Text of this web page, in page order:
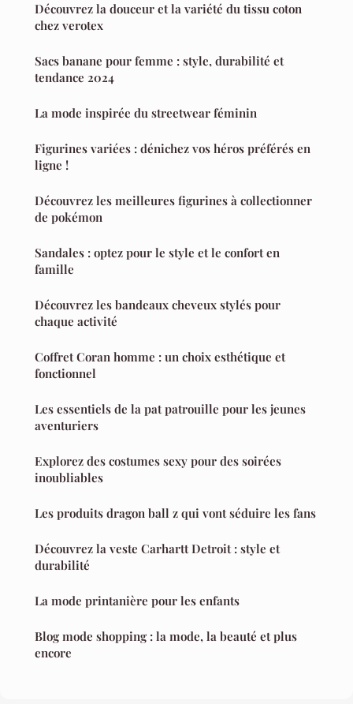
Découvrez la douceur et la variété du tissu coton
chez verotex
Sacs banane pour femme : style, durabilité et
tendance 2024
La mode inspirée du streetwear féminin
Figurines variées : dénichez vos héros préférés en
ligne !
Découvrez les meilleures figurines à collectionner
de pokémon
Sandales : optez pour le style et le confort en
famille
Découvrez les bandeaux cheveux stylés pour
chaque activité
Coffret Coran homme : un choix esthétique et
fonctionnel
Les essentiels de la pat patrouille pour les jeunes
aventuriers
Explorez des costumes sexy pour des soirées
inoubliables
Les produits dragon ball z qui vont séduire les fans
Découvrez la veste Carhartt Detroit : style et
durabilité
La mode printanière pour les enfants
Blog mode shopping : la mode, la beauté et plus
encore